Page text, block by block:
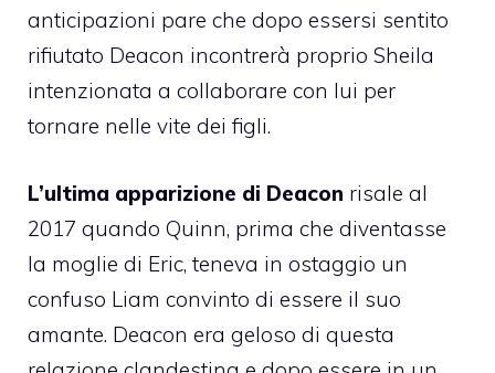
anticipazioni pare che dopo essersi sentito
rifiutato Deacon incontrerà proprio Sheila
intenzionata a collaborare con lui per
tornare nelle vite dei figli.
L’ultima apparizione di Deacon risale al
2017 quando Quinn, prima che diventasse
la moglie di Eric, teneva in ostaggio un
confuso Liam convinto di essere il suo
amante. Deacon era geloso di questa